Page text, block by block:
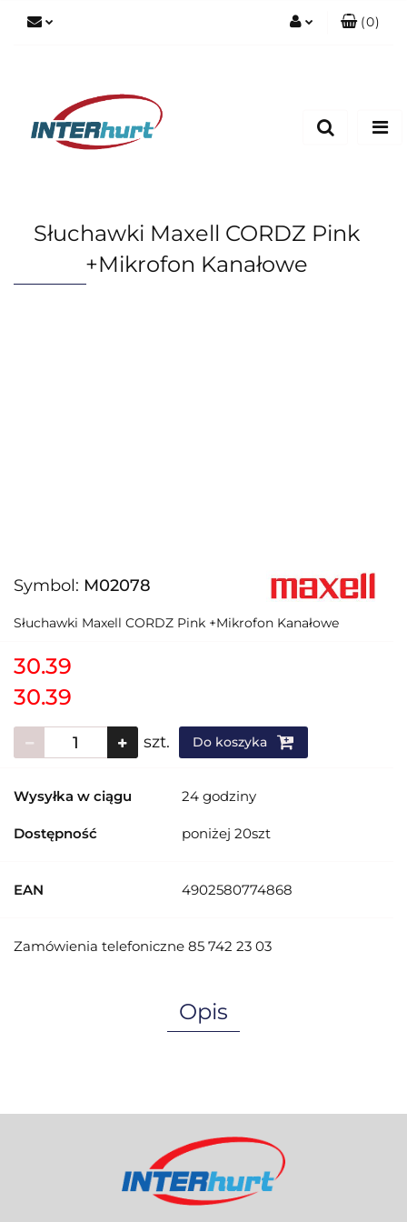
(0)
Słuchawki Maxell CORDZ Pink
+Mikrofon Kanałowe
Symbol: M02078
Słuchawki Maxell CORDZ Pink +Mikrofon Kanałowe
30.39
30.39
szt. Do koszyka
Wysyłka w ciągu 24 godziny
Dostępność poniżej 20szt
EAN 4902580774868
Zamówienia telefoniczne 85 742 23 03
Opis